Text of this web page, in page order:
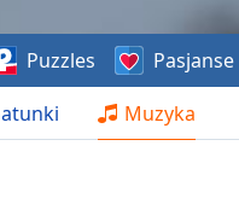
Muzyka
Puzzles Pasjanse